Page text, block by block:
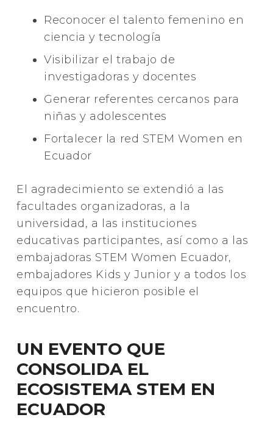
Reconocer el talento femenino en
ciencia y tecnología
Visibilizar el trabajo de
investigadoras y docentes
Generar referentes cercanos para
niñas y adolescentes
Fortalecer la red STEM Women en
Ecuador
El agradecimiento se extendió a las
facultades organizadoras, a la
universidad, a las instituciones
educativas participantes, así como a las
embajadoras STEM Women Ecuador,
embajadores Kids y Junior y a todos los
equipos que hicieron posible el
encuentro.
UN EVENTO QUE
CONSOLIDA EL
ECOSISTEMA STEM EN
ECUADOR